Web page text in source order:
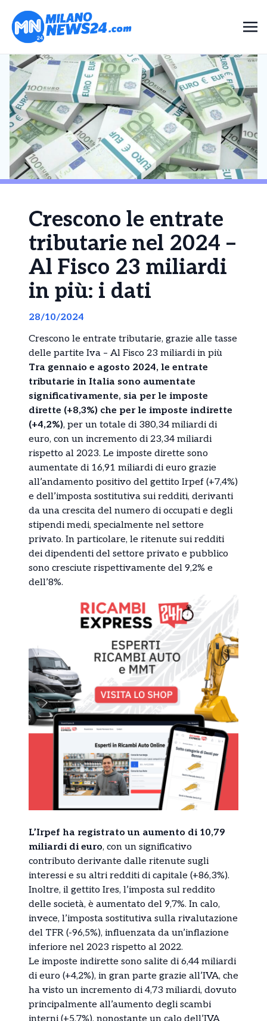
Crescono le entrate
tributarie nel 2024 –
Al Fisco 23 miliardi
in più: i dati
28/10/2024
Crescono le entrate tributarie, grazie alle tasse
delle partite Iva – Al Fisco 23 miliardi in più
Tra gennaio e agosto 2024, le entrate
tributarie in Italia sono aumentate
significativamente, sia per le imposte
dirette (+8,3%) che per le imposte indirette
(+4,2%), per un totale di 380,34 miliardi di
euro, con un incremento di 23,34 miliardi
rispetto al 2023. Le imposte dirette sono
aumentate di 16,91 miliardi di euro grazie
all’andamento positivo del gettito Irpef (+7,4%)
e dell’imposta sostitutiva sui redditi, derivanti
da una crescita del numero di occupati e degli
stipendi medi, specialmente nel settore
privato. In particolare, le ritenute sui redditi
dei dipendenti del settore privato e pubblico
sono cresciute rispettivamente del 9,2% e
dell’8%.
L’Irpef ha registrato un aumento di 10,79
miliardi di euro, con un significativo
contributo derivante dalle ritenute sugli
interessi e su altri redditi di capitale (+86,3%).
Inoltre, il gettito Ires, l’imposta sul reddito
delle società, è aumentato del 9,7%. In calo,
invece, l’imposta sostitutiva sulla rivalutazione
del TFR (-96,5%), influenzata da un’inflazione
inferiore nel 2023 rispetto al 2022.
Le imposte indirette sono salite di 6,44 miliardi
di euro (+4,2%), in gran parte grazie all’IVA, che
ha visto un incremento di 4,73 miliardi, dovuto
principalmente all’aumento degli scambi